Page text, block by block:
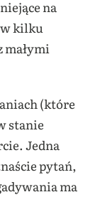
na
w kilku
małymi
(które
stanie
Jedna
pytań,
ma